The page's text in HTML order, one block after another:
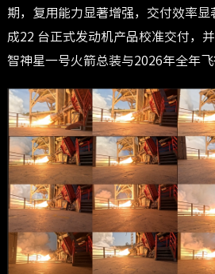
期，复用能力显著增强，交付效率显
成22 台正式发动机产品校准交付，
智神星一号火箭总装与2026年全年飞